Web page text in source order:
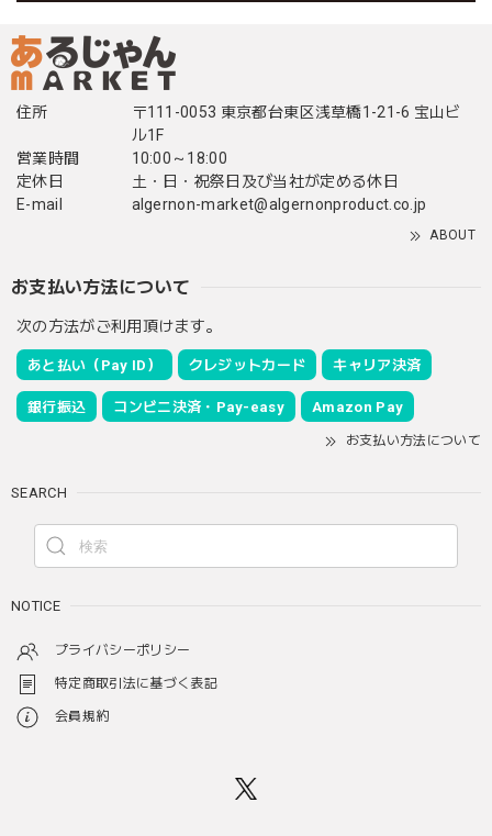
住所
〒111-0053 東京都台東区浅草橋1-21-6 宝山ビ
ル1F
営業時間
10:00～18:00
定休日
土・日・祝祭日及び当社が定める休日
E-mail
algernon-market@algernonproduct.co.jp
ABOUT
お支払い方法について
次の方法がご利用頂けます。
あと払い（Pay ID） クレジットカード キャリア決済
銀行振込 コンビニ決済・Pay-easy Amazon Pay
お支払い方法について
SEARCH
NOTICE
プライバシーポリシー
特定商取引法に基づく表記
会員規約